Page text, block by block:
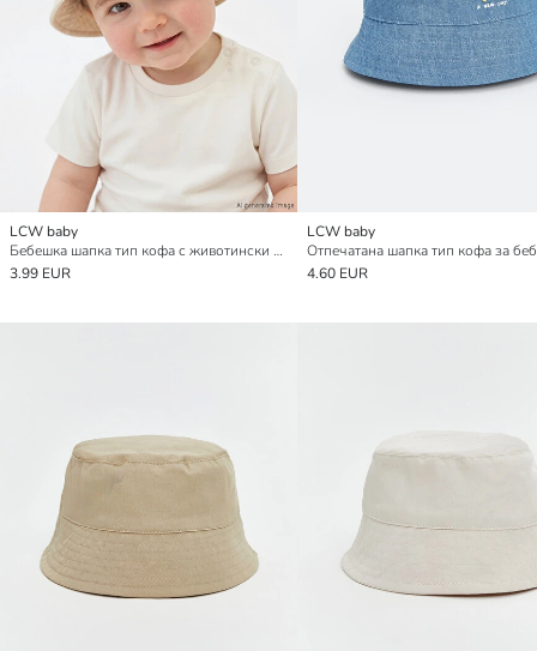
LCW baby
Бебешка шапка тип кофа с животински фигури за момчета
3.99 EUR
LCW baby
4.60 EUR